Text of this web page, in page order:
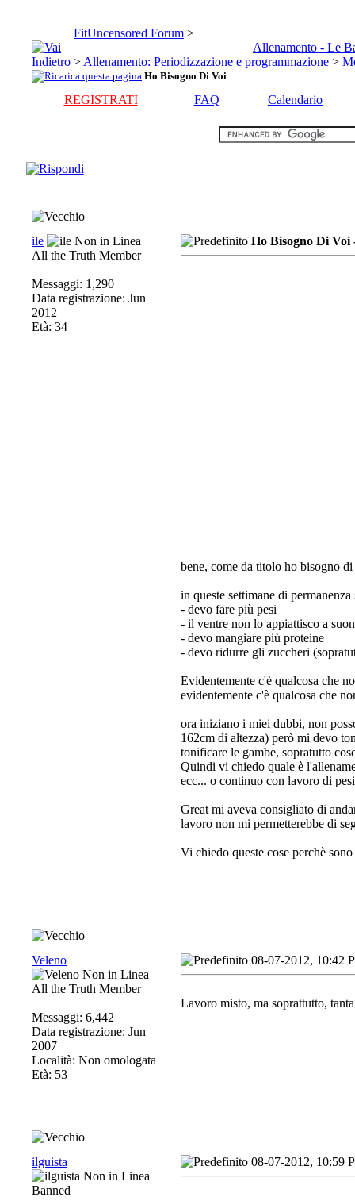
FitUncensored Forum >
Allenamento - Le
> Allenamento: Periodizzazione e programmazione >
Ho Bisogno Di Voi
REGISTRATI FAQ Calendario
ile
All the Truth Member
Messaggi: 1,290
Data registrazione: Jun
2012
Età: 34
Ho Bisogno Di Voi
bene, come da titolo ho bisogno
in queste settimane di
- devo fare più pesi
- il ventre non lo appiattisco a
- devo mangiare più proteine
- devo ridurre gli zuccheri
Evidentemente c'è qualcosa che
evidentemente c'è qualcosa che
ora iniziano i miei dubbi, non
162cm di altezza) però mi devo
tonificare le gambe, sopratutto
Quindi vi chiedo quale è
ecc... o continuo con lavoro di
Great mi aveva consigliato di
lavoro non mi permetterebbe di
Vi chiedo queste cose perchè
Veleno
All the Truth Member
Messaggi: 6,442
Data registrazione: Jun
2007
Località: Non omologata
Età: 53
08-07-2012, 10:42
Lavoro misto, ma soprattutto,
ilguista
Banned
08-07-2012, 10:59